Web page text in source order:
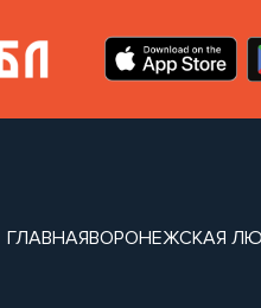
ГЛАВНАЯВОРОНЕЖСКАЯ